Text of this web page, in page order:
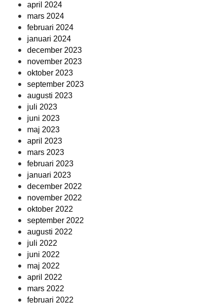
april 2024
mars 2024
februari 2024
januari 2024
december 2023
november 2023
oktober 2023
september 2023
augusti 2023
juli 2023
juni 2023
maj 2023
april 2023
mars 2023
februari 2023
januari 2023
december 2022
november 2022
oktober 2022
september 2022
augusti 2022
juli 2022
juni 2022
maj 2022
april 2022
mars 2022
februari 2022